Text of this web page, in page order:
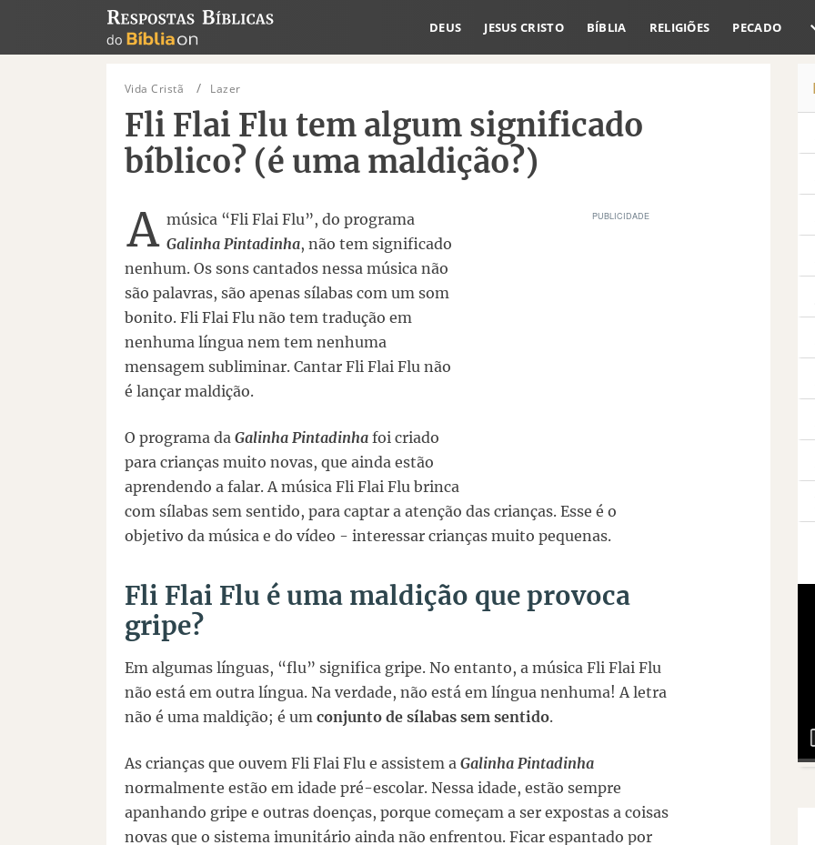
DEUS JESUS CRISTO BÍBLIA RELIGIÕES PECADO
Vida Cristã Lazer
Fli Flai Flu tem algum significado
bíblico? (é uma maldição?)
A música “Fli Flai Flu”, do programa
Galinha Pintadinha, não tem significado
nenhum. Os sons cantados nessa música não
são palavras, são apenas sílabas com um som
bonito. Fli Flai Flu não tem tradução em
nenhuma língua nem tem nenhuma
mensagem subliminar. Cantar Fli Flai Flu não
é lançar maldição.
O programa da Galinha Pintadinha foi criado
para crianças muito novas, que ainda estão
aprendendo a falar. A música Fli Flai Flu brinca
com sílabas sem sentido, para captar a atenção das crianças. Esse é o
objetivo da música e do vídeo - interessar crianças muito pequenas.
Fli Flai Flu é uma maldição que provoca
gripe?
Em algumas línguas, “flu” significa gripe. No entanto, a música Fli Flai Flu
não está em outra língua. Na verdade, não está em língua nenhuma! A letra
não é uma maldição; é um conjunto de sílabas sem sentido.
As crianças que ouvem Fli Flai Flu e assistem a Galinha Pintadinha
normalmente estão em idade pré-escolar. Nessa idade, estão sempre
apanhando gripe e outras doenças, porque começam a ser expostas a coisas
novas que o sistema imunitário ainda não enfrentou. Ficar espantado por